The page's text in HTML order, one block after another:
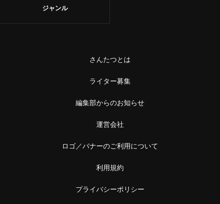
ジャンル
さんたつとは
ライター募集
編集部からのお知らせ
運営会社
ロゴ／バナーのご利用について
利用規約
プライバシーポリシー